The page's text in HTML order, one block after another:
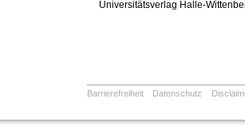
Universitätsverlag Halle-
Barrierefreiheit Datenschutz